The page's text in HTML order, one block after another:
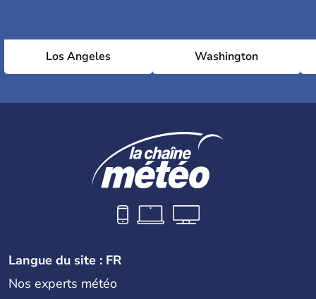
Los Angeles Washington
Langue du site : FR
Nos experts météo